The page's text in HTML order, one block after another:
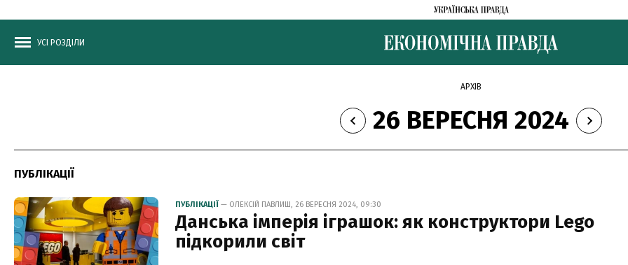
УСІ РОЗДІЛИ
АРХІВ
26 ВЕРЕСНЯ 2024
ПУБЛІКАЦІЇ
ПУБЛІКАЦІЇ — ОЛЕКСІЙ ПАВЛИШ, 26 ВЕРЕСНЯ 2024, 09:30
Данська імперія іграшок: як конструктори Lego
підкорили світ